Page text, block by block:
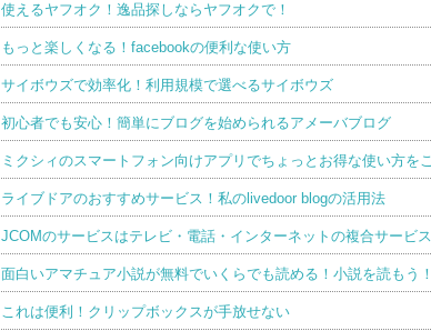
使えるヤフオク！逸品探しならヤフオクで！
もっと楽しくなる！facebookの便利な使い方
サイボウズで効率化！利用規模で選べるサイボウズ
初心者でも安心！簡単にブログを始められるアメーバブログ
ミクシィのスマートフォン向けアプリでちょっとお得な使い方を
ライブドアのおすすめサービス！私のlivedoor blogの活用法
JCOMのサービスはテレビ・電話・インターネットの複合サービ
面白いアマチュア小説が無料でいくらでも読める！小説を読もう
これは便利！クリップボックスが手放せない